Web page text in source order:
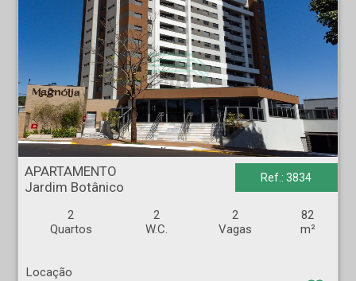
APARTAMENTO - Jardim Botânico - Ribeirão Preto
APARTAMENTO
Jardim Botânico
Ref.: 3834
2
Quartos
2
W.C.
2
Vagas
82
m²
Locação